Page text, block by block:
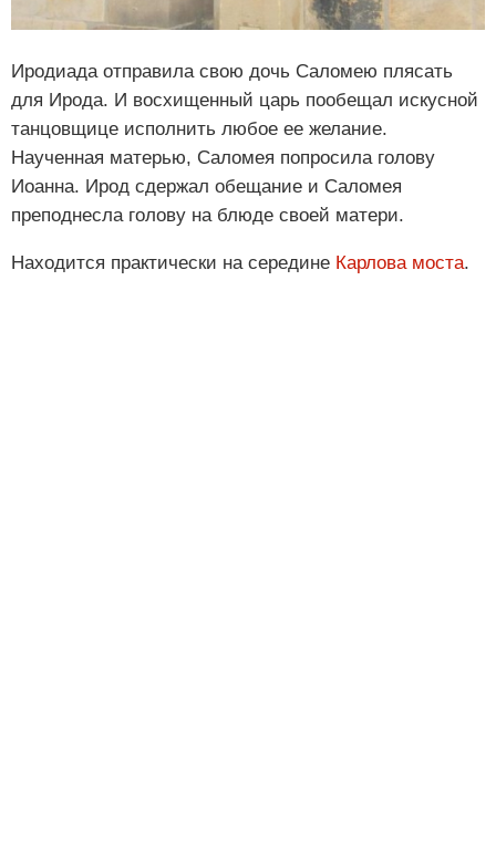
Иродиада отправила свою дочь Саломею плясать
для Ирода. И восхищенный царь пообещал искусной
танцовщице исполнить любое ее желание.
Наученная матерью, Саломея попросила голову
Иоанна. Ирод сдержал обещание и Саломея
преподнесла голову на блюде своей матери.
Находится практически на середине Карлова моста.